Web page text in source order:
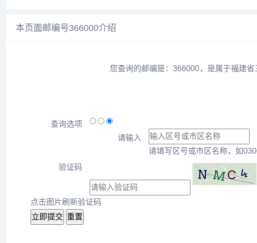
本页面邮编号366000介绍
您查询的邮编是：366000，是属于福建
查询选项
请输入
请填写区号或市区名称，如
验证码
点击图片刷新验证码
立即提交 重置